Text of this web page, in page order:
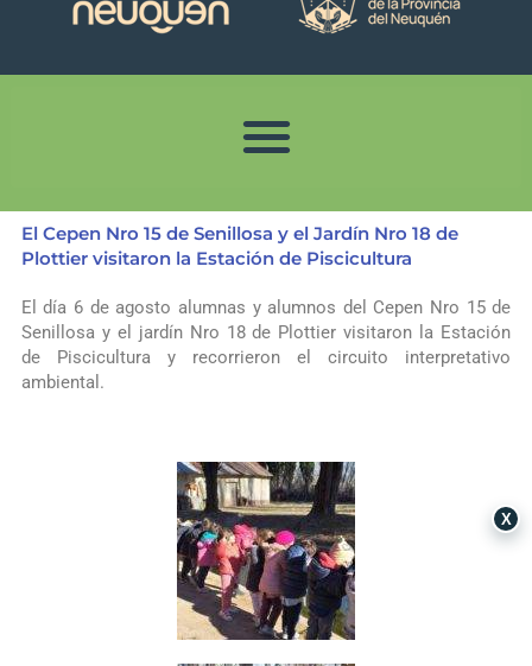
El Cepen Nro 15 de Senillosa y el Jardín Nro 18 de
Plottier visitaron la Estación de Piscicultura
El día 6 de agosto alumnas y alumnos del Cepen Nro 15 de
Senillosay el jardín Nro 18 de Plottier visitaron la Estación
de Pisciculturay recorrieron el circuito interpretativo
ambiental.
X